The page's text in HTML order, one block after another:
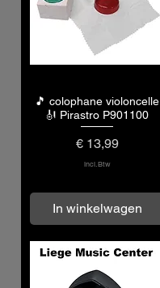
Snel overzicht
🎵 colophane violoncelle
🎻 Pirastro P901100
Prijs
€ 13,99
incl.Btw
In winkelwagen